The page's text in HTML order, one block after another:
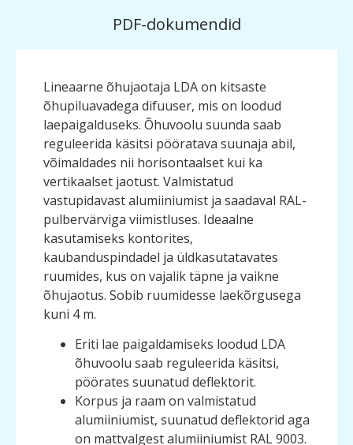
PDF-dokumendid
Lineaarne õhujaotaja LDA on kitsaste
õhupiluavadega difuuser, mis on loodud
laepaigalduseks. Õhuvoolu suunda saab
reguleerida käsitsi pööratava suunaja abil,
võimaldades nii horisontaalset kui ka
vertikaalset jaotust. Valmistatud
vastupidavast alumiiniumist ja saadaval RAL-
pulbervärviga viimistluses. Ideaalne
kasutamiseks kontorites,
kaubanduspindadel ja üldkasutatavates
ruumides, kus on vajalik täpne ja vaikne
õhujaotus. Sobib ruumidesse laekõrgusega
kuni 4 m.
Eriti lae paigaldamiseks loodud LDA
õhuvoolu saab reguleerida käsitsi,
pöörates suunatud deflektorit.
Korpus ja raam on valmistatud
alumiiniumist, suunatud deflektorid aga
on mattvalgest alumiiniumist RAL 9003.